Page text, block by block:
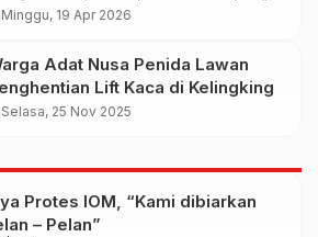
Tropis di Nusa Penida
Minggu, 19 Apr 2026
Adat Nusa Penida Lawan
Lift Kaca di Kelingking
Selasa, 25 Nov 2025
Protes IOM, “Kami dibiarkan
– Pelan”